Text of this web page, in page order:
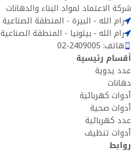
شركة الاعتماد لمواد البناء والدهانات
رام الله - البيرة - المنطقة الصناعية
رام الله - بيتونيا - المنطقة الصناعية
هاتف: 2409005-02
أقسام رئيسية
عدد يدوية
دهانات
أدوات كهربائية
أدوات صحية
عدد كهربائية
أدوات تنظيف
روابط